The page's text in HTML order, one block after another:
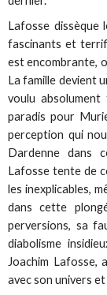
Lafosse
fascinants et
est encombrante,
La famille devient
voulu
paradis pour
perception qui
Dardenne dans
Lafosse tente de
les inexplicables,
dans cette
perversions, sa
diabolisme
Joachim Lafosse,
avec son univers